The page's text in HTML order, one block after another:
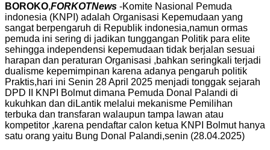
BOROKO,FORKOTNews -Komite Nasional Pemuda
indonesia (KNPI) adalah Organisasi Kepemudaan yang
sangat berpengaruh di Republik indonesia,namun ormas
pemuda ini sering di jadikan tunggangan Politik para elite
sehingga independensi kepemudaan tidak berjalan sesuai
harapan dan peraturan Organisasi ,bahkan seringkali terjadi
dualisme kepemimpinan karena adanya pengaruh politik
Praktis,hari ini Senin 28 April 2025 menjadi tonggak sejarah
DPD II KNPI Bolmut dimana Pemuda Donal Palandi di
kukuhkan dan diLantik melalui mekanisme Pemilihan
terbuka dan transfaran walaupun tampa lawan atau
kompetitor ,karena pendaftar calon ketua KNPI Bolmut hanya
satu orang yaitu Bung Donal Palandi,senin (28.04.2025)